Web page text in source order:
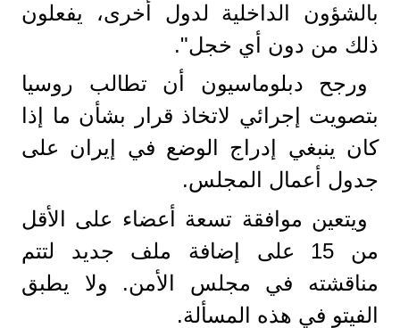
بالشؤون الداخلية لدول أخرى، يفعلون
ذلك من دون أي خجل".
ورجح دبلوماسيون أن تطالب روسيا
بتصويت إجرائي لاتخاذ قرار بشأن ما إذا
كان ينبغي إدراج الوضع في إيران على
جدول أعمال المجلس.
ويتعين موافقة تسعة أعضاء على الأقل
من 15 على إضافة ملف جديد لتتم
مناقشته في مجلس الأمن. ولا يطبق
الفيتو في هذه المسألة.